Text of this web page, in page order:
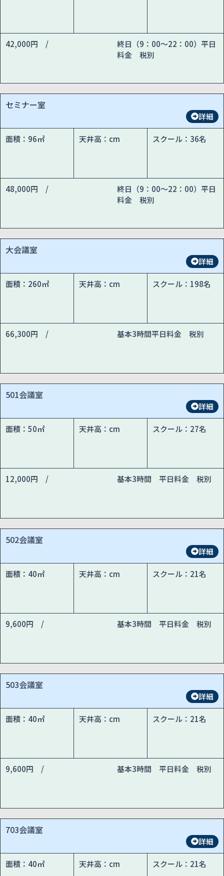
42,000円 /
終日（9：00～22：00）平日
料金 税別
セミナー室
詳細
面積：96㎡ 天井高：cm スクール：36名
48,000円 /
終日（9：00～22：00）平日
料金 税別
大会議室
詳細
面積：260㎡ 天井高：cm スクール：198名
66,300円 / 基本3時間平日料金 税別
501会議室
詳細
面積：50㎡ 天井高：cm スクール：27名
12,000円 / 基本3時間 平日料金 税別
502会議室
詳細
面積：40㎡ 天井高：cm スクール：21名
9,600円 / 基本3時間 平日料金 税別
503会議室
詳細
面積：40㎡ 天井高：cm スクール：21名
9,600円 / 基本3時間 平日料金 税別
703会議室
詳細
面積：40㎡ 天井高：cm スクール：21名